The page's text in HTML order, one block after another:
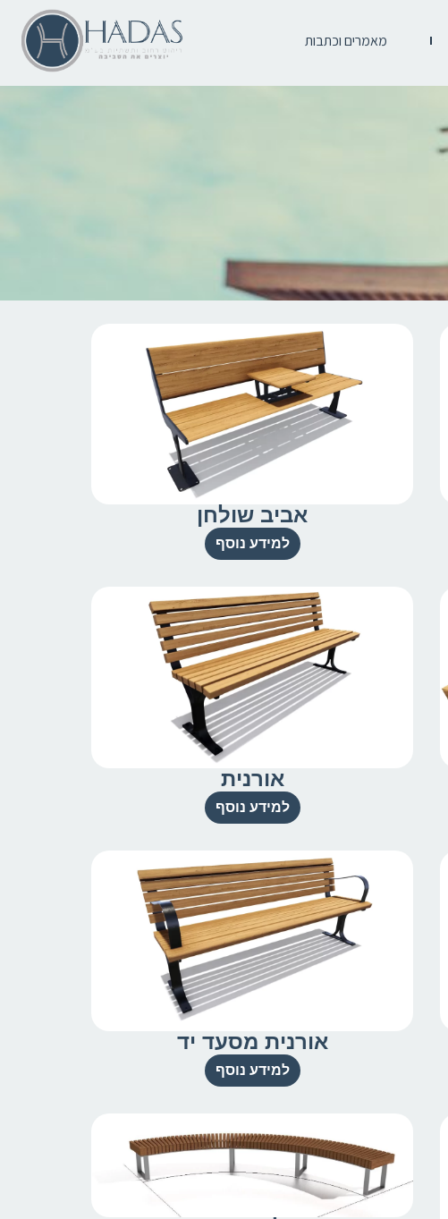
מאמרים וכתבות
אביב שולחן
למידע נוסף
אורנית
למידע נוסף
אורנית מסעד יד
למידע נוסף